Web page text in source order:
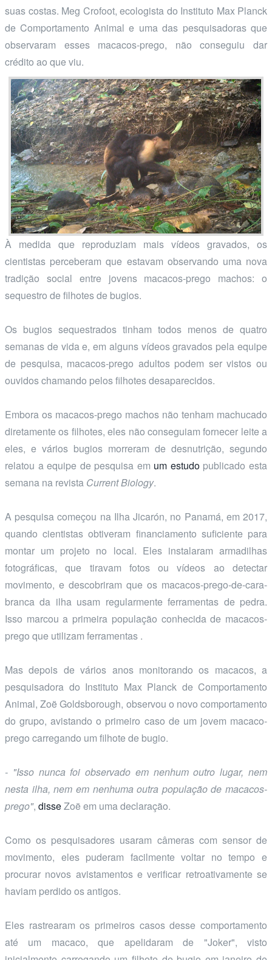
suas costas. Meg Crofoot, ecologista do Instituto Max Planck
de Comportamento Animal e uma das pesquisadoras que
observaram esses macacos-prego, não conseguiu dar
crédito ao que viu.
À medida que reproduziam mais vídeos gravados, os
cientistas perceberam que estavam observando uma nova
tradição social entre jovens macacos-prego machos: o
sequestro de filhotes de bugios.
Os bugios sequestrados tinham todos menos de quatro
semanas de vida e, em alguns vídeos gravados pela equipe
de pesquisa, macacos-prego adultos podem ser vistos ou
ouvidos chamando pelos filhotes desaparecidos.
Embora os macacos-prego machos não tenham machucado
diretamente os filhotes, eles não conseguiam fornecer leite a
eles, e vários bugios morreram de desnutrição, segundo
relatou a equipe de pesquisa em um estudopublicado esta
semana na revista Current Biology.
A pesquisa começou na Ilha Jicarón, no Panamá, em 2017,
quando cientistas obtiveram financiamento suficiente para
montar um projeto no local. Eles instalaram armadilhas
fotográficas, que tiravam fotos ou vídeos ao detectar
movimento, e descobriram que os macacos-prego-de-cara-
branca da ilha usam regularmente ferramentas de pedra.
Isso marcou a primeira população conhecida de macacos-
prego que utilizam ferramentas .
Mas depois de vários anos monitorando os macacos, a
pesquisadora do Instituto Max Planck de Comportamento
Animal, Zoë Goldsborough, observou o novo comportamento
do grupo, avistando o primeiro caso de um jovem macaco-
prego carregando um filhote de bugio.
- "Isso nunca foi observado em nenhum outro lugar, nem
nesta ilha, nem em nenhuma outra população de macacos-
prego", disseZoë em uma declaração.
Como os pesquisadores usaram câmeras com sensor de
movimento, eles puderam facilmente voltar no tempo e
procurar novos avistamentos e verificar retroativamente se
haviam perdido os antigos.
Eles rastrearam os primeiros casos desse comportamento
até um macaco, que apelidaram de "Joker", visto